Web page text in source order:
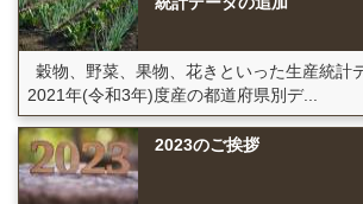
穀物、野菜、果物、花きといった生産統計
2021年(令和3年)度産の都道府県別デ...
2023のご挨拶